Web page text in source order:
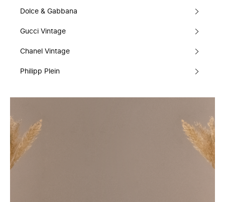
Dolce & Gabbana
Gucci Vintage
Chanel Vintage
Philipp Plein